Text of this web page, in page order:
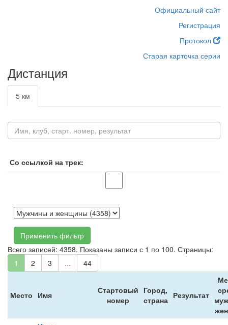
Официальный сайт
Регистрация
Протокол
Старая карточка серии
Дистанция
5 км
Со ссылкой на трек:
Применить фильтр
Всего записей: 4358. Показаны записи с 1 по 100. Страницы:
1
2 3 ... 44
Место Имя
Стартовый
номер
Город,
страна Результат